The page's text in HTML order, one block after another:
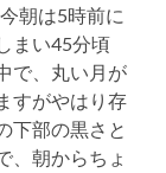
朝は5時前に
まい45分頃
で、丸い月が
すがやはり存
下部の黒さと
、朝からちょ